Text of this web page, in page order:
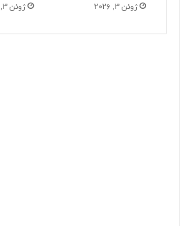
ژوئن 3, 2026 ژوئن 3, 2026